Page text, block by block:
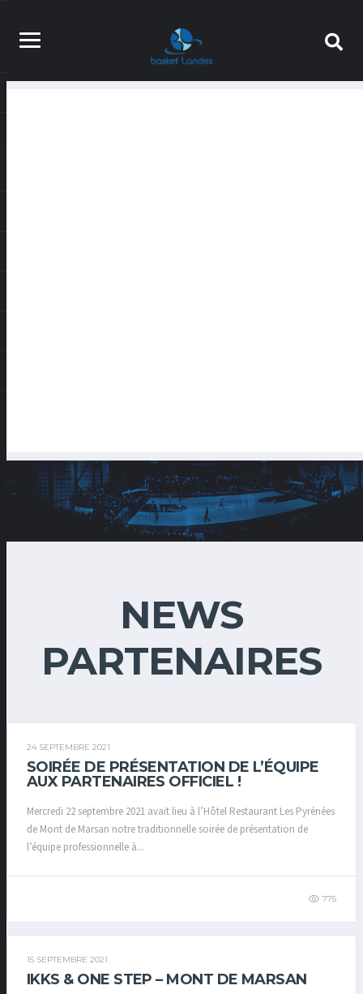
NEWS
PARTENAIRES
24 SEPTEMBRE 2021
SOIRÉE DE PRÉSENTATION DE L’ÉQUIPE
AUX PARTENAIRES OFFICIEL !
Mercredi 22 septembre 2021 avait lieu à l’Hôtel Restaurant Les Pyrénées
de Mont de Marsan notre traditionnelle soirée de présentation de
l’équipe professionnelle à...
775
15 SEPTEMBRE 2021
IKKS & ONE STEP – MONT DE MARSAN